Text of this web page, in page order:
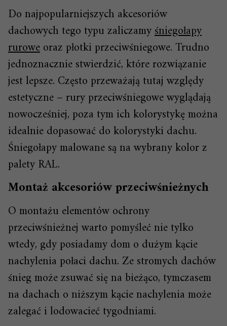
Do najpopularniejszych akcesoriów
dachowych tego typu zaliczamyśniegołapy
ruroweoraz płotki przeciwśniegowe. Trudno
jednoznacznie stwierdzić, które rozwiązanie
jest lepsze. Często przeważają tutaj względy
estetyczne – rury przeciwśniegowe wyglądają
nowocześniej, poza tym ich kolorystykę można
idealnie dopasować do kolorystyki dachu.
Śniegołapy malowane są na wybrany kolor z
palety RAL.
Montaż akcesoriów przeciwśnieżnych
O montażu elementów ochrony
przeciwśnieżnej warto pomyśleć nie tylko
wtedy, gdy posiadamy dom o dużym kącie
nachylenia połaci dachu. Ze stromych dachów
śnieg może zsuwać się na bieżąco, tymczasem
na dachach o niższym kącie nachylenia może
zalegać i lodowacieć tygodniami.